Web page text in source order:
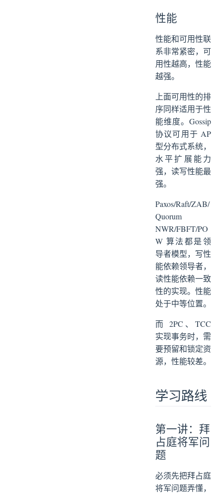
性能
性能和可用性联
系非常紧密，可
用性越高，性能
越强。
上面可用性的排
序同样适用于性
能维度。Gossip
协议可用于 AP
型分布式系统，
水平扩展能力
强，读写性能最
强。
Paxos/Raft/ZAB/
Quorum
NWR/FBFT/PO
W 算法都是领
导者模型，写性
能依赖领导者，
读性能依赖一致
性的实现。性能
处于中等位置。
而 2PC、TCC
实现事务时，需
要预留和锁定资
源，性能较差。
学习路线
第一讲：拜
占庭将军问
题
必须先把拜占庭
将军问题弄懂，